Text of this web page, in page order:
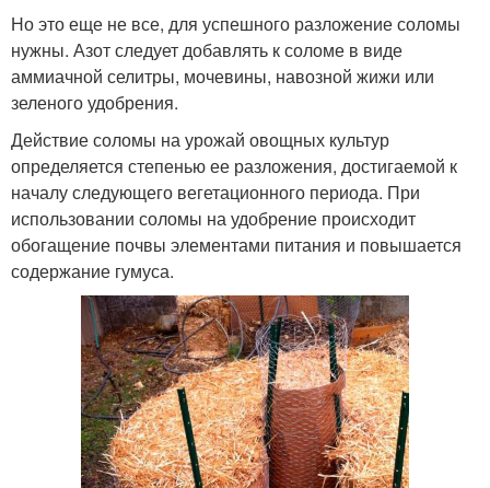
Но это еще не все, для успешного разложение соломы
нужны. Азот следует добавлять к соломе в виде
аммиачной селитры, мочевины, навозной жижи или
зеленого удобрения.
Действие соломы на урожай овощных культур
определяется степенью ее разложения, достигаемой к
началу следующего вегетационного периода. При
использовании соломы на удобрение происходит
обогащение почвы элементами питания и повышается
содержание гумуса.